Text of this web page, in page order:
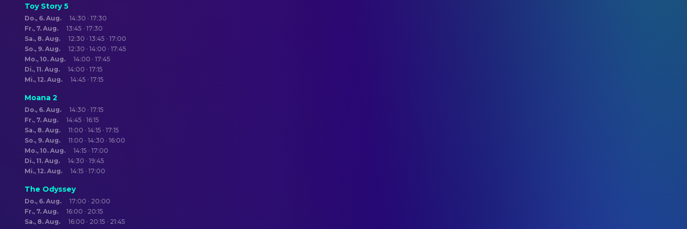
Toy Story 5
Do., 6. Aug.
14:30 · 17:30
Fr., 7. Aug.
13:45 · 17:30
Sa., 8. Aug.
12:30 · 13:45 · 17:00
So., 9. Aug.
12:30 · 14:00 · 17:45
Mo., 10. Aug.
14:00 · 17:45
Di., 11. Aug.
14:00 · 17:15
Mi., 12. Aug.
14:45 · 17:15
Moana 2
Do., 6. Aug.
14:30 · 17:15
Fr., 7. Aug.
14:45 · 16:15
Sa., 8. Aug.
11:00 · 14:15 · 17:15
So., 9. Aug.
11:00 · 14:30 · 16:00
Mo., 10. Aug.
14:15 · 17:00
Di., 11. Aug.
14:30 · 19:45
Mi., 12. Aug.
14:15 · 17:00
The Odyssey
Do., 6. Aug.
17:00 · 20:00
Fr., 7. Aug.
16:00 · 20:15
Sa., 8. Aug.
16:00 · 20:15 · 21:45